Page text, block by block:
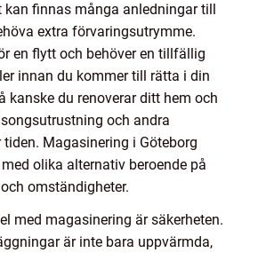
kan finnas många anledningar till
extra förvaringsutrymme.
en flytt och behöver en tillfällig
innan du kommer till rätta i din
kanske du renoverar ditt hem och
och andra
Magasinering i Göteborg
olika alternativ beroende på
omständigheter.
med magasinering är säkerheten.
är inte bara uppvärmda,